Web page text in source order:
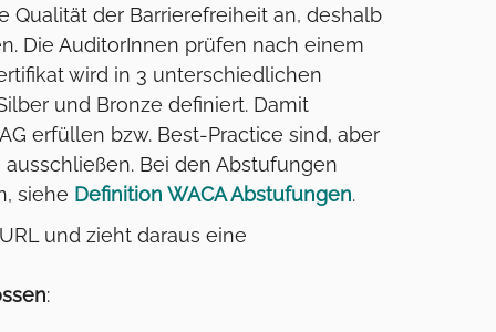
der Barrierefreiheit an, deshalb
Die AuditorInnen prüfen nach einem
wird in 3 unterschiedlichen
und Bronze definiert. Damit
erfüllen bzw. Best-Practice sind, aber
Bei den Abstufungen
siehe Definition WACA Abstufungen.
und zieht daraus eine
: